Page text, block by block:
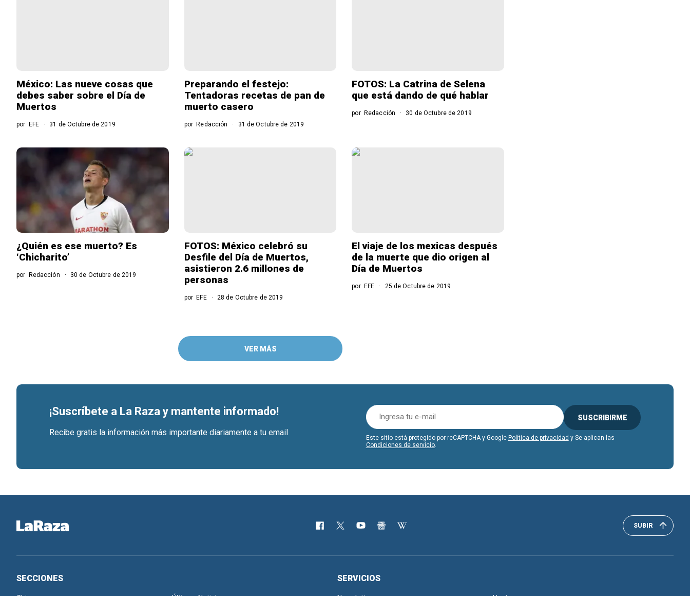
México: Las nueve cosas que
debes saber sobre el Día de
Muertos
por EFE 31 de Octubre de 2019
Preparando el festejo:
Tentadoras recetas de pan de
muerto casero
porRedacción 31 de Octubre de 2019
FOTOS: La Catrina de Selena
que está dando de qué hablar
por Redacción 30 de Octubre de 2019
¿Quién es ese muerto? Es
‘Chicharito’
por Redacción 30 de Octubre de 2019
FOTOS: México celebró su
Desfile del Día de Muertos,
asistieron 2.6 millones de
personas
por EFE 28 de Octubre de 2019
El viaje de los mexicas después
de la muerte que dio origen al
Día de Muertos
por EFE 25 de Octubre de 2019
VER MÁS
¡Suscríbete a La Raza y mantente informado!
Recibe gratis la información más importante diariamente a tu email
SUSCRIBIRME
Este sitio está protegido por reCAPTCHA y Google Política de privacidad y Se aplican las
Condiciones de servicio.
SUBIR
SECCIONES SERVICIOS